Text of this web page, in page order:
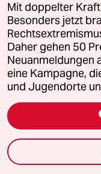
Mehr taz
taz Blogs
taz FUTURZWEI
Le Monde
taz Archiv
Mit doppelter
Besonders jetzt
Daher gehen 50
Neuanmeldungen
eine Kampagne,
und Jugendorte